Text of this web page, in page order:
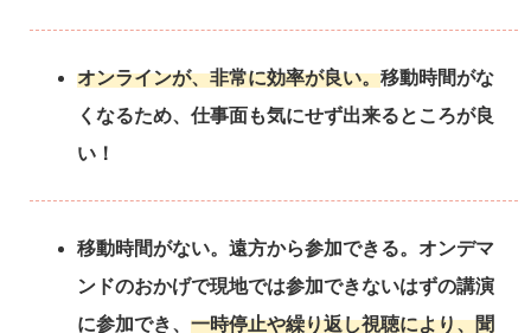
オンラインが、非常に効率が良い。移動時間がな
くなるため、仕事面も気にせず出来るところが良
い！
移動時間がない。遠方から参加できる。オンデマ
ンドのおかげで現地では参加できないはずの講演
に参加でき、 一時停止や繰り返し視聴により、聞